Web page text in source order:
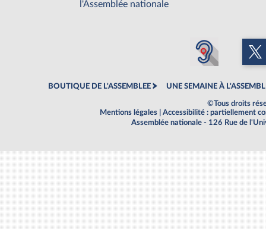
l'Assemblée nationale
BOUTIQUE DE L'ASSEMBLEE UNE SEMAINE À
©Tous droits
Mentions légales
Accessibilité : partiellement
Assemblée nationale - 126 Rue de